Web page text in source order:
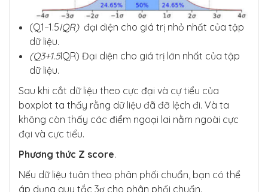
(Q1–1.5IQR) đại diện cho giá trị nhỏ nhất của tập
dữ liệu.
(Q3+1.5IQR) Đại diện cho giá trị lớn nhất của tập
dữ liệu.
Sau khi cắt dữ liệu theo cực đại và cự tiểu của
boxplot ta thấy rằng dữ liệu đã đỡ lệch đi. Và ta
không còn thấy các điểm ngoại lai nằm ngoài cực
đại và cực tiểu.
Phương thức Z score.
Nếu dữ liệu tuân theo phân phối chuẩn, bạn có thể
áp dụng quy tắc 3σ cho phân phối chuẩn.